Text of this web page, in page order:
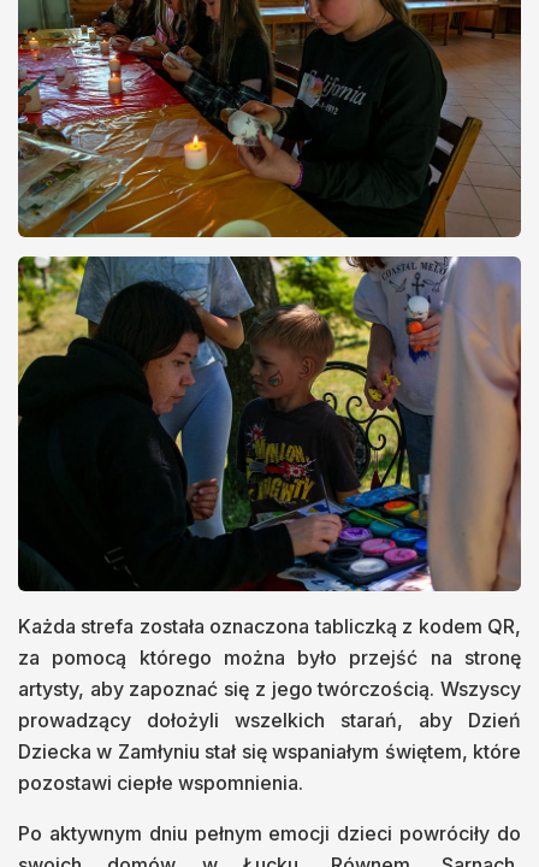
Każda strefa została oznaczona tabliczką z kodem QR,
za pomocą którego można było przejść na stronę
artysty, aby zapoznać się z jego twórczością. Wszyscy
prowadzący dołożyli wszelkich starań, aby Dzień
Dziecka w Zamłyniu stał się wspaniałym świętem, które
pozostawi ciepłe wspomnienia.
Po aktywnym dniu pełnym emocji dzieci powróciły do